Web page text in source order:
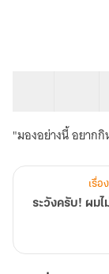
"มองอย่างนี้ อยาก
เรื่อ